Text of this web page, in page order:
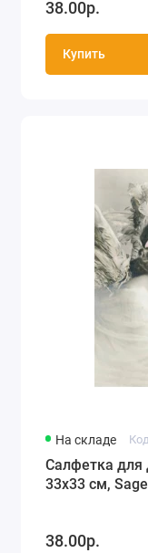
38.00р.
Купить
На складе
Салфетка для
33х33 см,
38.00р.